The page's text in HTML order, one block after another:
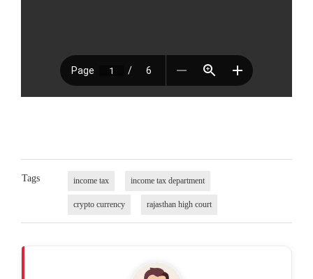
Tags income tax income tax department
crypto currency rajasthan high court